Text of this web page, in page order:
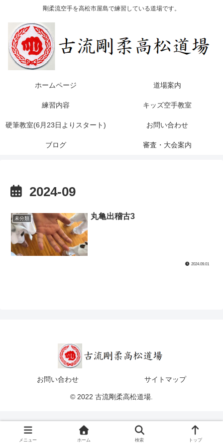
剛柔流空手を高松市屋島で練習している道場です。
ホームページ 道場案内
練習内容 キッズ空手教室
硬筆教室(6月23日よりスタート) お問い合わせ
ブログ 審査・大会案内
2024-09
未分類 丸亀出稽古3
2024.09.01
お問い合わせ サイトマップ
© 2022 古流剛柔高松道場.
メニュー ホーム 検索 トップ